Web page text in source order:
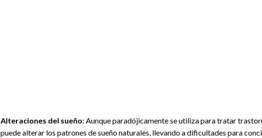
Alteraciones del sueño: Aunque paradójicamente se utiliza para tratar
puede alterar los patrones de sueño naturales, llevando a dificultades para